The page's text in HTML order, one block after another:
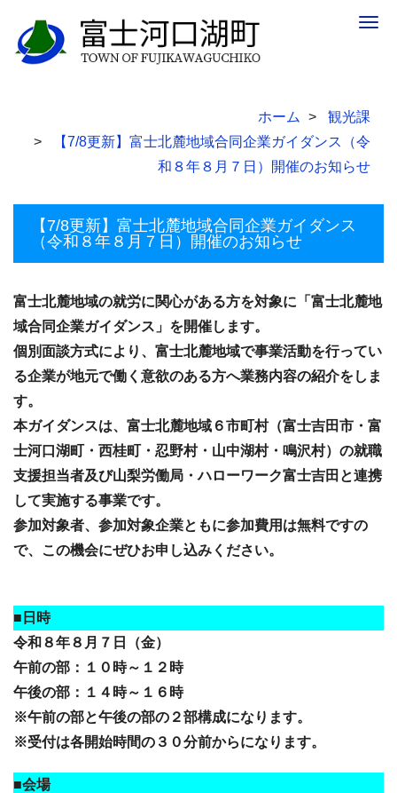
ホーム
観光課
【7/8更新】富士北麓地域合同企業ガイダンス（令
和８年８月７日）開催のお知らせ
【7/8更新】富士北麓地域合同企業ガイダンス
（令和８年８月７日）開催のお知らせ
富士北麓地域の就労に関心がある方を対象に「富士北麓地
域合同企業ガイダンス」を開催します。
個別面談方式により、富士北麓地域で事業活動を行ってい
る企業が地元で働く意欲のある方へ業務内容の紹介をしま
す。
本ガイダンスは、富士北麓地域６市町村（富士吉田市・富
士河口湖町・西桂町・忍野村・山中湖村・鳴沢村）の就職
支援担当者及び山梨労働局・ハローワーク富士吉田と連携
して実施する事業です。
参加対象者、参加対象企業ともに参加費用は無料ですの
で、この機会にぜひお申し込みください。
■日時
令和８年８月７日（金）
午前の部：１０時～１２時
午後の部：１４時～１６時
※午前の部と午後の部の２部構成になります。
※受付は各開始時間の３０分前からになります。
■会場